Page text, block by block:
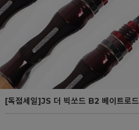
[독점세일]JS 더 빅쏘드 B2 베이트로드